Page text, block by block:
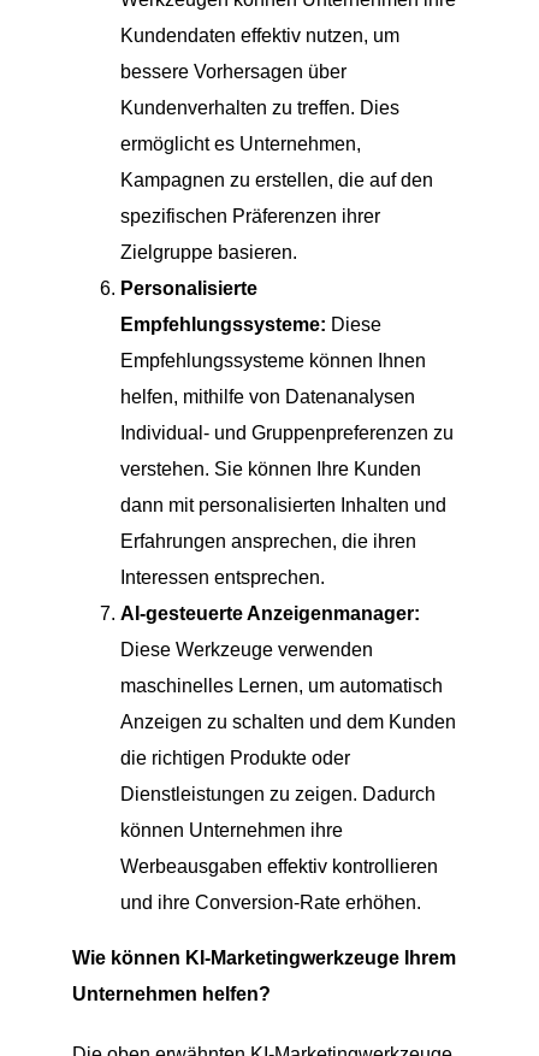
Kundendaten effektiv nutzen, um
bessere Vorhersagen über
Kundenverhalten zu treffen. Dies
ermöglicht es Unternehmen,
Kampagnen zu erstellen, die auf den
spezifischen Präferenzen ihrer
Zielgruppe basieren.
Personalisierte
Empfehlungssysteme: Diese
Empfehlungssysteme können Ihnen
helfen, mithilfe von Datenanalysen
Individual- und Gruppenpreferenzen zu
verstehen. Sie können Ihre Kunden
dann mit personalisierten Inhalten und
Erfahrungen ansprechen, die ihren
Interessen entsprechen.
AI-gesteuerte Anzeigenmanager:
Diese Werkzeuge verwenden
maschinelles Lernen, um automatisch
Anzeigen zu schalten und dem Kunden
die richtigen Produkte oder
Dienstleistungen zu zeigen. Dadurch
können Unternehmen ihre
Werbeausgaben effektiv kontrollieren
und ihre Conversion-Rate erhöhen.
Wie können KI-Marketingwerkzeuge Ihrem
Unternehmen helfen?